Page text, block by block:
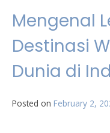
Mengenal
Destinasi
Dunia di
Posted on February 2,